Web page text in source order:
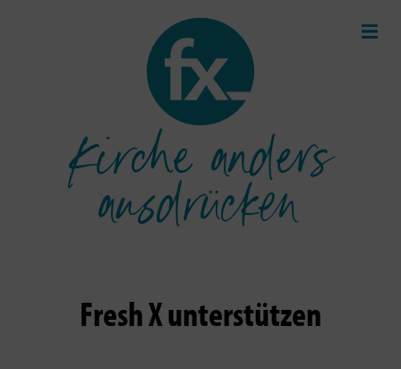
Kirche anders
ausdrücken
Fresh X unterstützen